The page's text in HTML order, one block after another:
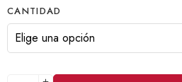
CANTIDAD